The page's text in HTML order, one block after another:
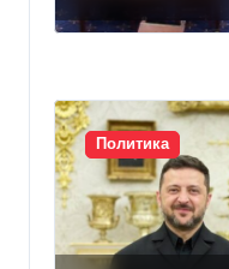
Политика